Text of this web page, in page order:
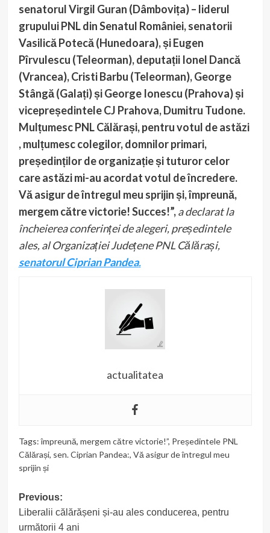
senatorul Virgil Guran (Dâmbovița) – liderul
grupului PNL din Senatul României, senatorii
Vasilică Potecă (Hunedoara), și Eugen
Pîrvulescu (Teleorman), deputații Ionel Dancă
(Vrancea), Cristi Barbu (Teleorman), George
Stângă (Galați) și George Ionescu (Prahova) și
vicepreședintele CJ Prahova, Dumitru Tudone.
Mulțumesc PNL Călărași, pentru votul de astăzi
, mulțumesc colegilor, domnilor primari,
președinților de organizație și tuturor celor
care astăzi mi-au acordat votul de încredere.
Vă asigur de întregul meu sprijin și, împreună,
mergem către victorie! Succes!”,a declarat la
încheierea conferinței de alegeri, președintele
ales, al Organizației Județene PNL Călărași,
senatorul Ciprian Pandea.
actualitatea
Tags:împreună, mergem către victorie!”, Președintele PNL
Călărași, sen. Ciprian Pandea:, Vă asigur de întregul meu
sprijin și
Post
navigation
Previous:
Liberalii călărășeni și-au ales conducerea, pentru
următorii 4 ani